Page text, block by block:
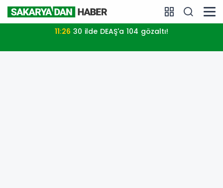
11:26 30 ilde DEAŞ'a 104 gözaltı!